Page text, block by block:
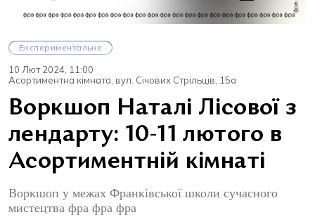
Експериментальне
10 Лют 2024, 11:00
Асортиментна кімната, вул. Січових Стрільців, 15а
Воркшоп Наталі Лісової з
лендарту: 10-11 лютого в
Асортиментній кімнаті
Воркшоп у межах Франківської школи сучасного
мистецтва фра фра фра